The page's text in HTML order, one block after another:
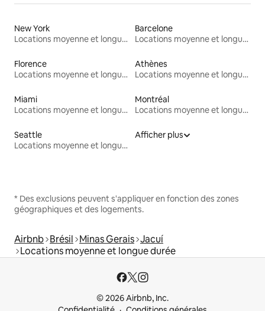
New York
Locations moyenne et longue durée
Barcelone
Locations moyenne et longue durée
Florence
Locations moyenne et longue durée
Athènes
Locations moyenne et longue durée
Miami
Locations moyenne et longue durée
Montréal
Locations moyenne et longue durée
Seattle
Locations moyenne et longue durée
Afficher plus
* Des exclusions peuvent s'appliquer en fonction des zones
géographiques et des logements.
Airbnb Brésil Minas Gerais Jacuí
Locations moyenne et longue durée
© 2026 Airbnb, Inc.